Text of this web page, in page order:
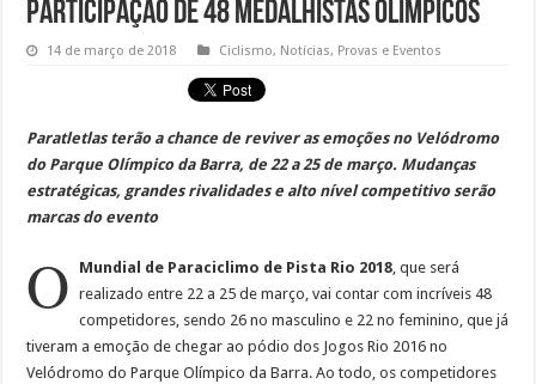
participação de 48 medalhistas olímpicos
14 de março de 2018 Ciclismo, Notícias, Provas e Eventos
Paratletlas terão a chance de reviver as emoções no Velódromo
do Parque Olímpico da Barra, de 22 a 25 de março. Mudanças
estratégicas, grandes rivalidades e alto nível competitivo serão
marcas do evento
O Mundial de Paraciclimo de Pista Rio 2018, que será
realizado entre 22 a 25 de março, vai contar com incríveis 48
competidores, sendo 26 no masculino e 22 no feminino, que já
tiveram a emoção de chegar ao pódio dos Jogos Rio 2016 no
Velódromo do Parque Olímpico da Barra. Ao todo, os competidores